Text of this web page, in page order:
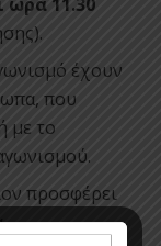
έχουν
που
με το
προσφέρει